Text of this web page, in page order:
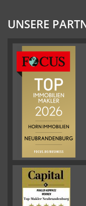
UNSERE